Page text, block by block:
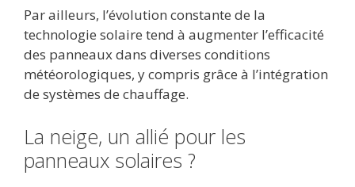
Par ailleurs, l’évolution constante de la
technologie solaire tend à augmenter l’efficacité
des panneaux dans diverses conditions
météorologiques, y compris grâce à l’intégration
de systèmes de chauffage.
La neige, un allié pour les
panneaux solaires ?